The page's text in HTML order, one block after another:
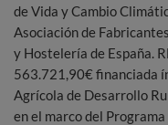
de Vida y Cambio
Asociación de
y Hostelería de España.
563.721,90€ financiada
Agrícola de Desarrollo
en el marco del